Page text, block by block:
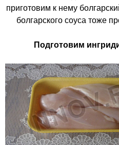
приготовим к нему
болгарского соуса тоже
Подготовим